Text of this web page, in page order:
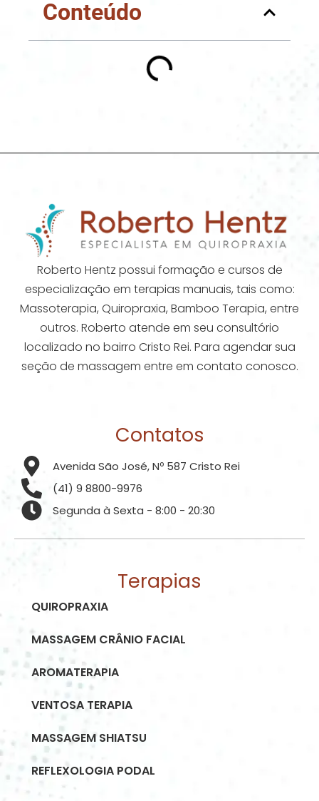
Conteúdo
Roberto Hentz possui formação e cursos de
especialização em terapias manuais, tais como:
Massoterapia, Quiropraxia, Bamboo Terapia, entre
outros. Roberto atende em seu consultório
localizado no bairro Cristo Rei. Para agendar sua
seção de massagem entre em contato conosco.
Contatos
Avenida São José, Nº 587 Cristo Rei
(41) 9 8800-9976
Segunda à Sexta - 8:00 - 20:30
Terapias
QUIROPRAXIA
MASSAGEM CRÂNIO FACIAL
AROMATERAPIA
VENTOSA TERAPIA
MASSAGEM SHIATSU
REFLEXOLOGIA PODAL